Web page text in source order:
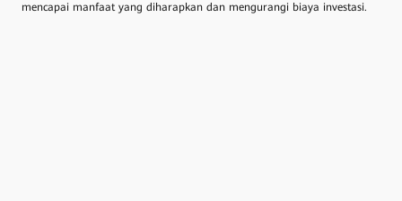
mencapai manfaat yang diharapkan dan mengurangi biaya investasi.